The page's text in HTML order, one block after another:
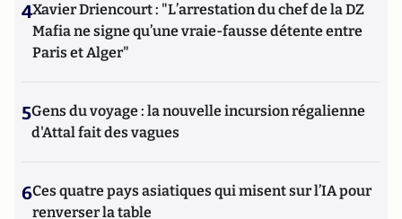
4Xavier Driencourt : "L’arrestation du chef de la DZ
Mafia ne signe qu’une vraie-fausse détente entre
Paris et Alger"
5Gens du voyage : la nouvelle incursion régalienne
d'Attal fait des vagues
6Ces quatre pays asiatiques qui misent sur l’IA pour
renverser la table